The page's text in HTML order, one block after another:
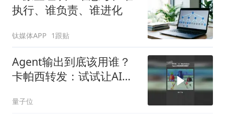
执行、谁负责、谁进化
钛媒体APP 1跟贴
Agent输出到底该用谁？
卡帕西转发：试试让AI输
量子位